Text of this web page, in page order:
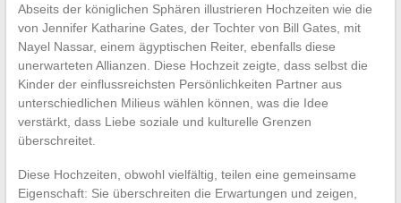
Abseits der königlichen Sphären illustrieren Hochzeiten wie die
von Jennifer Katharine Gates, der Tochter von Bill Gates, mit
Nayel Nassar, einem ägyptischen Reiter, ebenfalls diese
unerwarteten Allianzen. Diese Hochzeit zeigte, dass selbst die
Kinder der einflussreichsten Persönlichkeiten Partner aus
unterschiedlichen Milieus wählen können, was die Idee
verstärkt, dass Liebe soziale und kulturelle Grenzen
überschreitet.
Diese Hochzeiten, obwohl vielfältig, teilen eine gemeinsame
Eigenschaft: Sie überschreiten die Erwartungen und zeigen,